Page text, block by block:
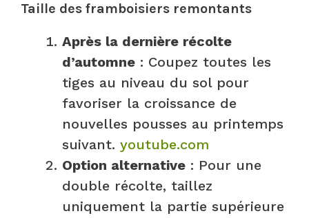
Taille des framboisiers remontants
Après la dernière récolte
d’automne : Coupez toutes les
tiges au niveau du sol pour
favoriser la croissance de
nouvelles pousses au printemps
suivant. youtube.com
Option alternative : Pour une
double récolte, taillez
uniquement la partie supérieure